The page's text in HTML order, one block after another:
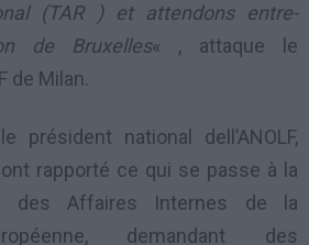
(TAR ) et attendons entre-
de Bruxelles« , attaque le
de Milan.
président national dell’ANOLF,
rapporté ce qui se passe à la
des Affaires Internes de la
demandant des